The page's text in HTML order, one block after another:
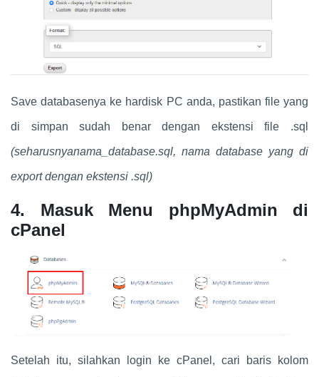
Save databasenya ke hardisk PC anda, pastikan file yang
di simpan sudah benar dengan ekstensi file .sql
(seharusnyanama_database.sql, nama database yang di
export dengan ekstensi .sql)
4. Masuk Menu phpMyAdmin di
cPanel
Setelah itu, silahkan login ke cPanel, cari baris kolom